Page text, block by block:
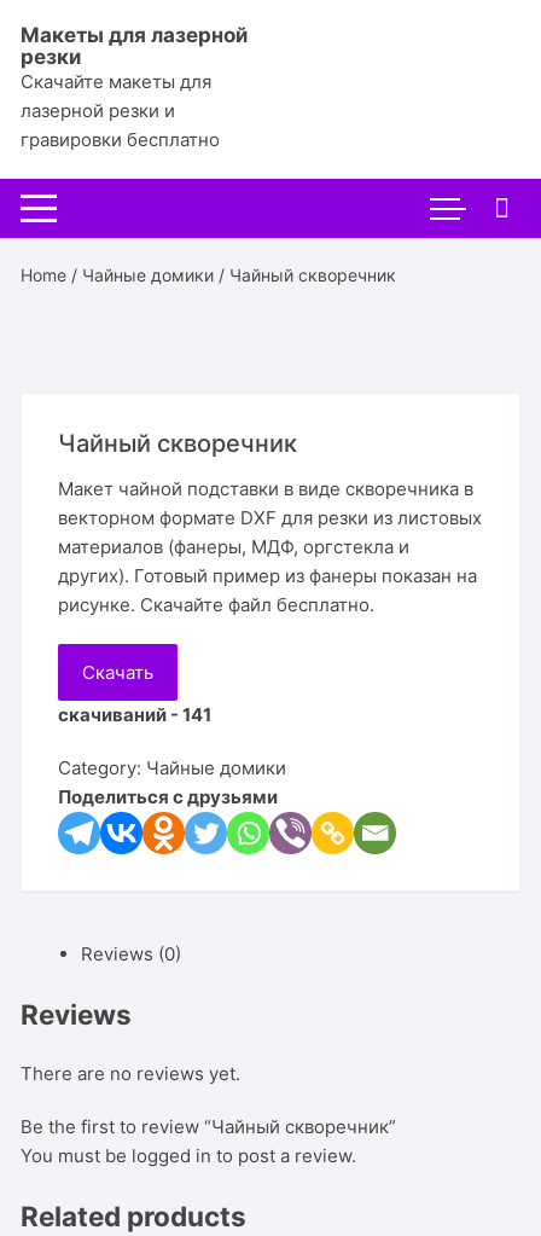
содержимому
Макеты для лазерной
резки
Скачайте макеты для
лазерной резки и
гравировки бесплатно
Home / Чайные домики / Чайный скворечник
Чайный скворечник
Макет чайной подставки в виде скворечника в
векторном формате DXF для резки из листовых
материалов (фанеры, МДФ, оргстекла и
других). Готовый пример из фанеры показан на
рисунке. Скачайте файл бесплатно.
Скачать
скачиваний - 141
Category: Чайные домики
Поделиться с друзьями
Reviews (0)
Reviews
There are no reviews yet.
Be the first to review “Чайный скворечник”
You must be logged in to post a review.
Related products